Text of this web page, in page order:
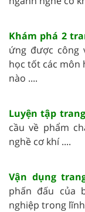
Khám phá 2
ứng được công
học tốt các môn
nào ....
Luyện tập
cầu về phẩm
nghề cơ khí ....
Vận dụng
phấn đấu của
nghiệp trong